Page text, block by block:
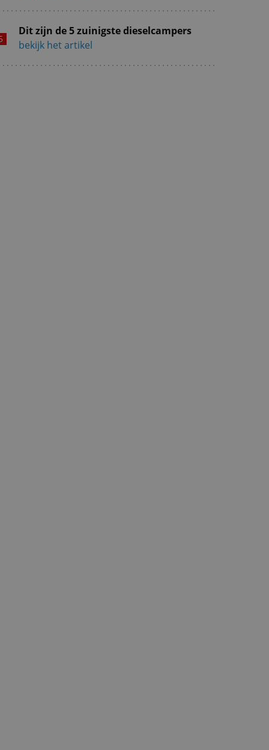
Dit zijn de 5 zuinigste dieselcampers
bekijk het artikel